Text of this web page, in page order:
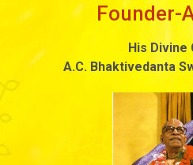
Founder-
His Divine
A.C. Bhaktivedanta